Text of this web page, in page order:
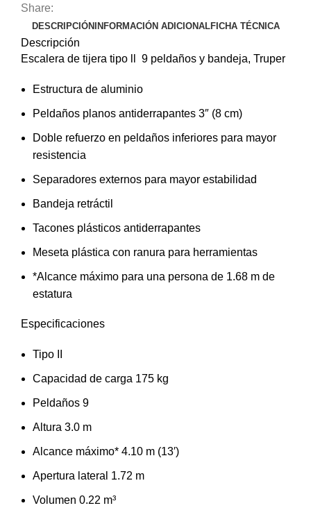
Share:
DESCRIPCIÓN INFORMACIÓN ADICIONALFICHA TÉCNICA
Descripción
Escalera de tijera tipo ll 9 peldaños y bandeja, Truper
Estructura de aluminio
Peldaños planos antiderrapantes 3″ (8 cm)
Doble refuerzo en peldaños inferiores para mayor
resistencia
Separadores externos para mayor estabilidad
Bandeja retráctil
Tacones plásticos antiderrapantes
Meseta plástica con ranura para herramientas
*Alcance máximo para una persona de 1.68 m de
estatura
Especificaciones
Tipo II
Capacidad de carga 175 kg
Peldaños 9
Altura 3.0 m
Alcance máximo* 4.10 m (13′)
Apertura lateral 1.72 m
Volumen 0.22 m³